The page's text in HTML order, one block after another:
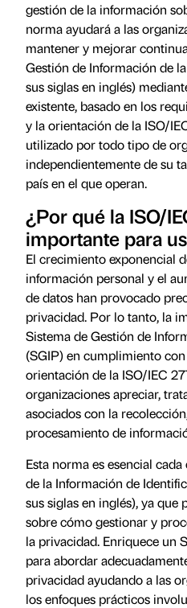
gestión de la información
norma ayudará a las
mantener y mejorar
Gestión de Información de
sus siglas en inglés)
existente, basado en los
y la orientación de la ISO/
utilizado por todo tipo de
independientemente de su
país en el que operan.
¿Por qué la ISO/
importante para
El crecimiento exponencial
información personal y el
de datos han provocado
privacidad. Por lo tanto, la
Sistema de Gestión de
(SGIP) en cumplimiento
orientación de la ISO/IEC
organizaciones apreciar,
asociados con la
procesamiento de
Esta norma es esencial
de la Información de
sus siglas en inglés), ya
sobre cómo gestionar y
la privacidad. Enriquece un
para abordar
privacidad ayudando a las
los enfoques prácticos